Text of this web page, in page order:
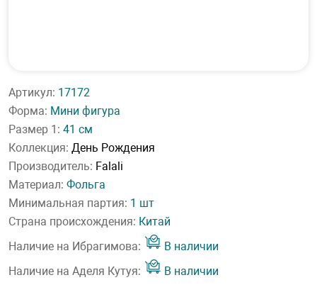
Артикул: 17172
Форма: Мини фигура
Размер 1: 41 см
Коллекция: День Рождения
Производитель: Falali
Материал: Фольга
Минимальная партия: 1 шт
Страна происхождения: Китай
Наличие на Ибрагимова:
В наличии
Наличие на Аделя Кутуя:
В наличии